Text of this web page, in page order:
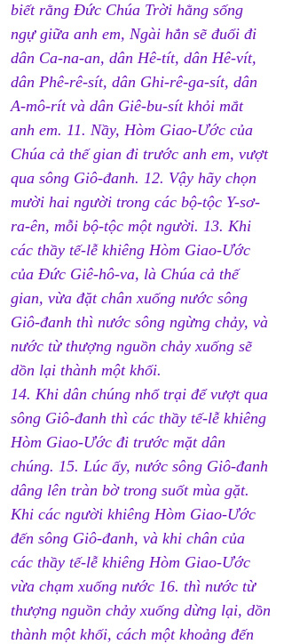
biết rằng Đức Chúa Trời hằng sống
ngự giữa anh em, Ngài hẳn sẽ đuổi đi
dân Ca-na-an, dân Hê-tít, dân Hê-vít,
dân Phê-rê-sít, dân Ghi-rê-ga-sít, dân
A-mô-rít và dân Giê-bu-sít khỏi mắt
anh em. 11. Nầy, Hòm Giao-Ước của
Chúa cả thế gian đi trước anh em, vượt
qua sông Giô-đanh. 12. Vậy hãy chọn
mười hai người trong các bộ-tộc Y-sơ-
ra-ên, mỗi bộ-tộc một người. 13. Khi
các thầy tế-lễ khiêng Hòm Giao-Ước
của Đức Giê-hô-va, là Chúa cả thế
gian, vừa đặt chân xuống nước sông
Giô-đanh thì nước sông ngừng chảy, và
nước từ thượng nguồn chảy xuống sẽ
dồn lại thành một khối.
14. Khi dân chúng nhổ trại để vượt qua
sông Giô-đanh thì các thầy tế-lễ khiêng
Hòm Giao-Ước đi trước mặt dân
chúng. 15. Lúc ấy, nước sông Giô-đanh
dâng lên tràn bờ trong suốt mùa gặt.
Khi các người khiêng Hòm Giao-Ước
đến sông Giô-đanh, và khi chân của
các thầy tế-lễ khiêng Hòm Giao-Ước
vừa chạm xuống nước 16. thì nước từ
thượng nguồn chảy xuống dừng lại, dồn
thành một khối, cách một khoảng đến